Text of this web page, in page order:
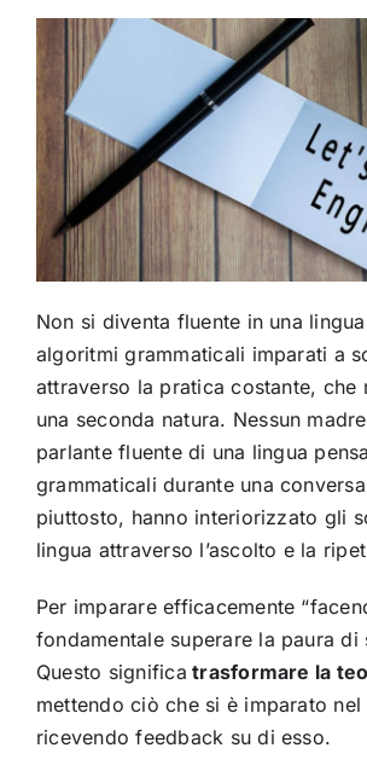
Non si diventa fluente in una
algoritmi grammaticali imparati a
attraverso la pratica costante, che
una seconda natura. Nessun
parlante fluente di una lingua
grammaticali durante una
piuttosto, hanno interiorizzato gli
lingua attraverso l’ascolto e la
Per imparare efficacemente
fondamentale superare la paura di
Questo significa trasformare la
mettendo ciò che si è imparato
ricevendo feedback su di esso.